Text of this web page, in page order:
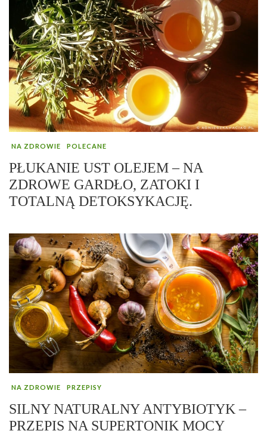
NA ZDROWIE POLECANE
PŁUKANIE UST OLEJEM – NA
ZDROWE GARDŁO, ZATOKI I
TOTALNĄ DETOKSYKACJĘ.
NA ZDROWIE PRZEPISY
SILNY NATURALNY ANTYBIOTYK –
PRZEPIS NA SUPERTONIK MOCY